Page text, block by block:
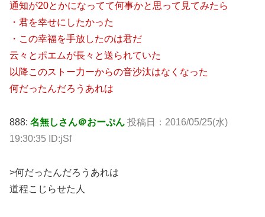
通知が20とかになってて何事かと思って見てみたら
・君を幸せにしたかった
・この幸福を手放したのは君だ
云々とポエムが長々と送られていた
以降このストー力ーからの音沙汰はなくなった
何だったんだろうあれは
888: 名無しさん＠おーぷん 投稿日：2016/05/25(水)
19:30:35 ID:jSf
>何だったんだろうあれは
道程こじらせた人